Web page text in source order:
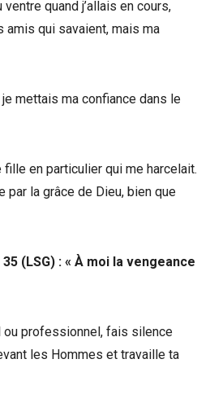
quand j’allais en cours,
amis qui savaient, mais ma
mettais ma confiance dans le
fille en particulier qui me harcelait.
la grâce de Dieu, bien que
(LSG) : « À moi la vengeance
ou professionnel, fais silence
les Hommes et travaille ta